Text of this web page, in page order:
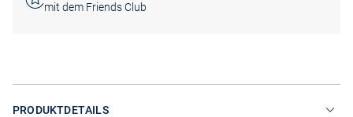
mit dem Friends Club
PRODUKTDETAILS